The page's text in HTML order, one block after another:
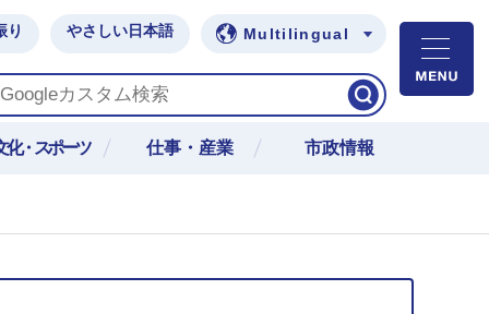
り やさしい日本語 Multilingual
化・スポーツ 仕事・産業 市政情報